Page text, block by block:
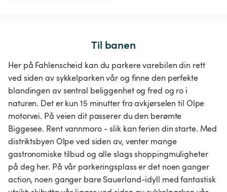
Til banen
Her på Fahlenscheid kan du parkere varebilen din rett
ved siden av sykkelparken vår og finne den perfekte
blandingen av sentral beliggenhet og fred og ro i
naturen. Det er kun 15 minutter fra avkjørselen til Olpe
motorvei. På veien dit passerer du den berømte
Biggesee. Rent vannmoro - slik kan ferien din starte. Med
distriktsbyen Olpe ved siden av, venter mange
gastronomiske tilbud og alle slags shoppingmuligheter
på deg her. På vår parkeringsplass er det noen ganger
action, noen ganger bare Sauerland-idyll med fantastisk